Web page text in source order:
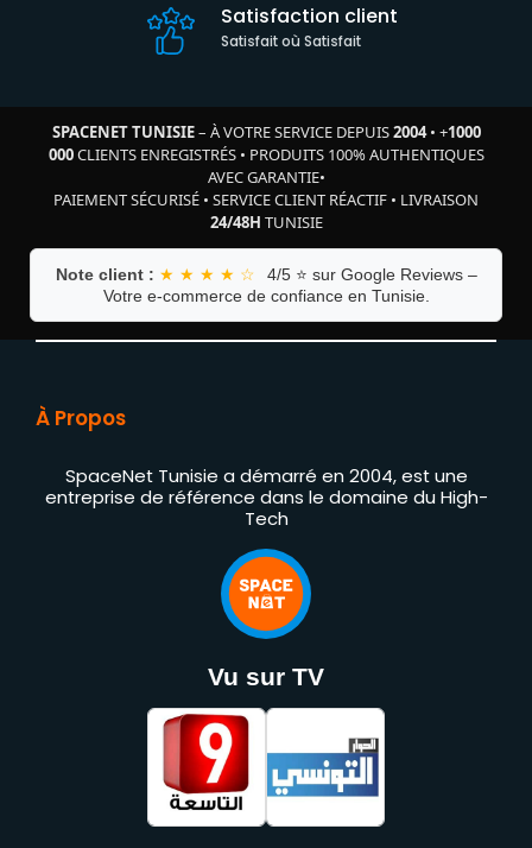
Satisfaction client
Satisfait où Satisfait
SPACENET TUNISIE– À VOTRE SERVICE DEPUIS2004• +1000
000CLIENTS ENREGISTRÉS• PRODUITS 100% AUTHENTIQUES
AVEC GARANTIE•
PAIEMENT SÉCURISÉ • SERVICE CLIENT RÉACTIF • LIVRAISON
24/48H TUNISIE
Note client : ★ ★ ★ ★ ☆
4/5 ⭐ sur Google Reviews –
Votre e-commerce de confiance en Tunisie.
À Propos
SpaceNet Tunisie a démarré en 2004, est une
entreprise de référence dans le domaine du High-
Tech
Vu sur TV